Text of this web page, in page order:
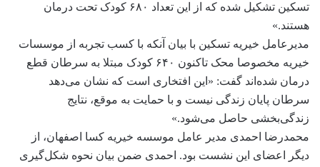
تسکین تشکیل شده که از این تعداد ۶۸۰ کودک تحت درمان
هستند.»
مدیرعامل خیریه تسکین با بیان آنکه با کسب تجربه از موسسات
خیریه مخصوصا محک تاکنون ۶۴۰ کودک مبتلا به سرطان قطع
درمان شده‌اند گفت: «این افتخاری است که نشان می‌دهد
سرطان پایان زندگی نیست و با حمایت به موقع، نتایج
زندگی‌بخشی حاصل می‌شود.»
محمدرضا احمدی مدیر عامل موسسه خیریه کسا اصفهان، از
دیگر اعضای این نشست بود. احمدی ضمن بیان نحوه شکل‌گیری